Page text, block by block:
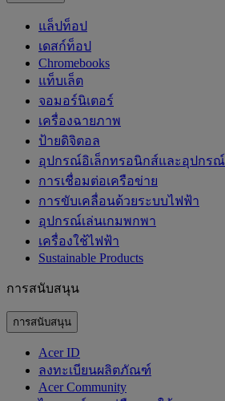
แล็ปท็อป
เดสก์ท็อป
Chromebooks
แท็บเล็ต
จอมอร์นิเตอร์
เครื่องฉายภาพ
ป้ายดิจิตอล
อุปกรณ์อิเล็กทรอนิกส์และอุปกรณ์
การเชื่อมต่อเครือข่าย
การขับเคลื่อนด้วยระบบไฟฟ้า
อุปกรณ์เล่นเกมพกพา
เครื่องใช้ไฟฟ้า
‌Sustainable Products
การสนับสนุน
การสนับสนุน
Acer ID
ลงทะเบียนผลิตภัณฑ์
Acer Community